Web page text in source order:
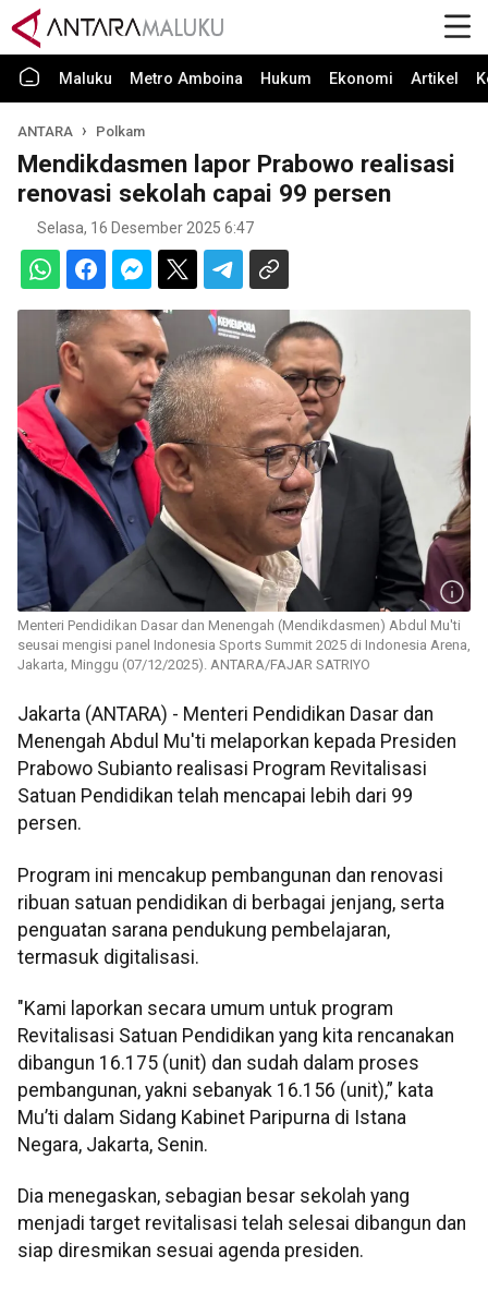
Maluku Metro Amboina Hukum Ekonomi Artikel
ANTARA Polkam
Mendikdasmen lapor Prabowo realisasi
renovasi sekolah capai 99 persen
Selasa, 16 Desember 2025 6:47
Menteri Pendidikan Dasar dan Menengah (Mendikdasmen) Abdul Mu'ti
seusai mengisi panel Indonesia Sports Summit 2025 di Indonesia Arena,
Jakarta, Minggu (07/12/2025). ANTARA/FAJAR SATRIYO
Jakarta (ANTARA) - Menteri Pendidikan Dasar dan
Menengah Abdul Mu'ti melaporkan kepada Presiden
Prabowo Subianto realisasi Program Revitalisasi
Satuan Pendidikan telah mencapai lebih dari 99
persen.
Program ini mencakup pembangunan dan renovasi
ribuan satuan pendidikan di berbagai jenjang, serta
penguatan sarana pendukung pembelajaran,
termasuk digitalisasi.
"Kami laporkan secara umum untuk program
Revitalisasi Satuan Pendidikan yang kita rencanakan
dibangun 16.175 (unit) dan sudah dalam proses
pembangunan, yakni sebanyak 16.156 (unit),” kata
Mu’ti dalam Sidang Kabinet Paripurna di Istana
Negara, Jakarta, Senin.
Dia menegaskan, sebagian besar sekolah yang
menjadi target revitalisasi telah selesai dibangun dan
siap diresmikan sesuai agenda presiden.